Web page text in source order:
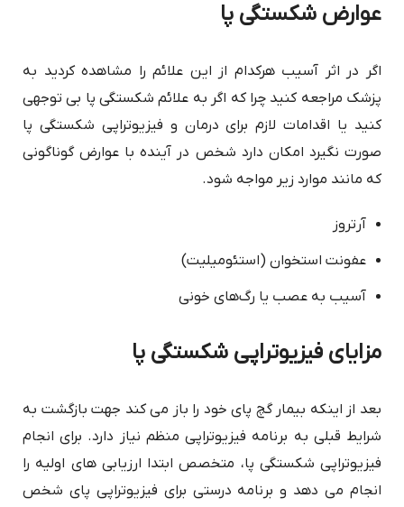
عوارض شکستگی پا
اگر در اثر آسیب هرکدام از این علائم را مشاهده کردید به
پزشک مراجعه کنید چرا که اگر به علائم شکستگی پا بی توجهی
کنید یا اقدامات لازم برای درمان و فیزیوتراپی شکستگی پا
صورت نگیرد امکان دارد شخص در آینده با عوارض گوناگونی
که مانند موارد زیر مواجه شود.
آرتروز
عفونت استخوان (استئومیلیت)
آسیب به عصب یا رگ‌های خونی
مزایای فیزیوتراپی شکستگی پا
بعد از اینکه بیمار گچ پای خود را باز می کند جهت بازگشت به
شرایط قبلی به برنامه فیزیوتراپی منظم نیاز دارد. برای انجام
فیزیوتراپی شکستگی پا، متخصص ابتدا ارزیابی های اولیه را
انجام می دهد و برنامه درستی برای فیزیوتراپی پای شخص